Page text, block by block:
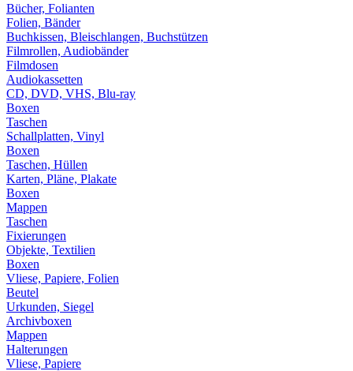
Bücher, Folianten
Folien, Bänder
Buchkissen, Bleischlangen, Buchstützen
Filmrollen, Audiobänder
Filmdosen
Audiokassetten
CD, DVD, VHS, Blu-ray
Boxen
Taschen
Schallplatten, Vinyl
Boxen
Taschen, Hüllen
Karten, Pläne, Plakate
Boxen
Mappen
Taschen
Fixierungen
Objekte, Textilien
Boxen
Vliese, Papiere, Folien
Beutel
Urkunden, Siegel
Archivboxen
Mappen
Halterungen
Vliese, Papiere